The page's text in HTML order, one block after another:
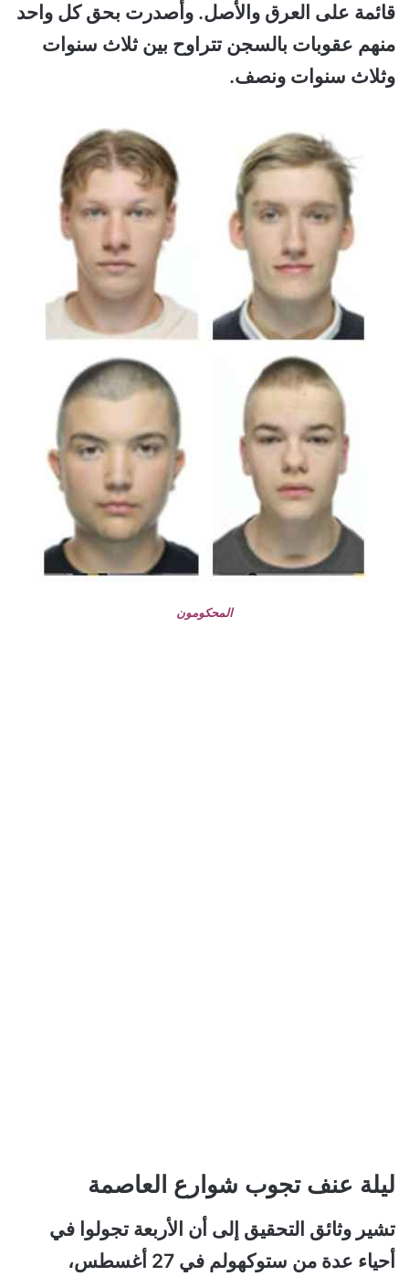
قائمة على العرق والأصل. وأصدرت بحق كل واحد
منهم عقوبات بالسجن تتراوح بين ثلاث سنوات
وثلاث سنوات ونصف.
المحكومون
ليلة عنف تجوب شوارع العاصمة
تشير وثائق التحقيق إلى أن الأربعة تجولوا في
أحياء عدة من ستوكهولم في 27 أغسطس،